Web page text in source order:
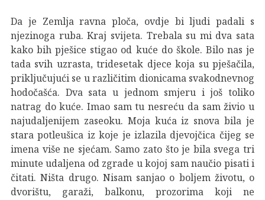
Da je Zemlja ravna ploča, ovdje bi ljudi padali s
njezinoga ruba. Kraj svijeta. Trebala su mi dva sata
kako bih pješice stigao od kuće do škole. Bilo nas je
tada svih uzrasta, tridesetak djece koja su pješačila,
priključujući se u različitim dionicama svakodnevnog
hodočašća. Dva sata u jednom smjeru i još toliko
natrag do kuće. Imao sam tu nesreću da sam živio u
najudaljenijem zaseoku. Moja kuća iz snova bila je
stara potleušica iz koje je izlazila djevojčica čijeg se
imena više ne sjećam. Samo zato što je bila svega tri
minute udaljena od zgrade u kojoj sam naučio pisati i
čitati. Ništa drugo. Nisam sanjao o boljem životu, o
dvorištu, garaži, balkonu, prozorima koji ne